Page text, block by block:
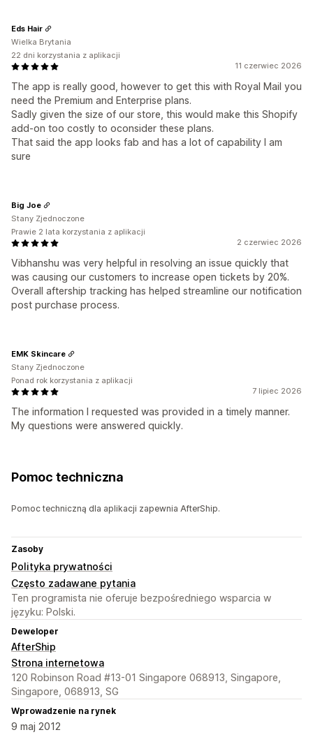
11 czerwiec 2026
The app is really good, however to get this with Royal Mail you
need the Premium and Enterprise plans.
Sadly given the size of our store, this would make this Shopify
add-on too costly to oconsider these plans.
That said the app looks fab and has a lot of capability I am
sure
Eds Hair
Wielka Brytania
22 dni korzystania z aplikacji
2 czerwiec 2026
Vibhanshu was very helpful in resolving an issue quickly that
was causing our customers to increase open tickets by 20%.
Overall aftership tracking has helped streamline our notification
post purchase process.
Big Joe
Stany Zjednoczone
Prawie 2 lata korzystania z aplikacji
7 lipiec 2026
The information I requested was provided in a timely manner.
My questions were answered quickly.
EMK Skincare
Stany Zjednoczone
Ponad rok korzystania z aplikacji
Pomoc techniczna
Pomoc techniczną dla aplikacji zapewnia AfterShip.
Zasoby
Polityka prywatności
Często zadawane pytania
Ten programista nie oferuje bezpośredniego wsparcia w
języku: Polski.
Deweloper
AfterShip
Strona internetowa
120 Robinson Road #13-01 Singapore 068913, Singapore,
Singapore, 068913, SG
Wprowadzenie na rynek
9 maj 2012